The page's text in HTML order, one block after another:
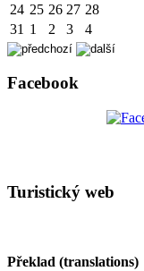
24 25 26 27 28
31 1 2 3 4
Facebook
Turistický web
Překlad (translations)